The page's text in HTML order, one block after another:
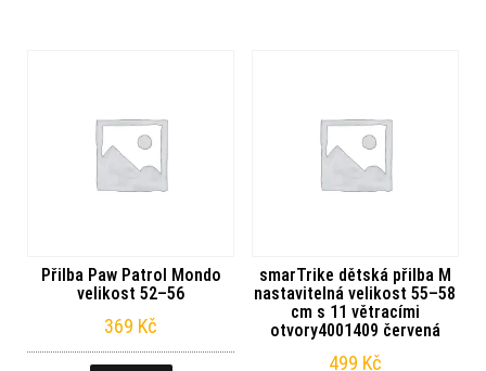
Přilba Paw Patrol Mondo
velikost 52–56
369 Kč
smarTrike dětská přilba M
nastavitelná velikost 55–58
cm s 11 větracími
otvory4001409 červená
499 Kč